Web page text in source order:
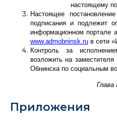
настоящему
Настоящее
подписания и подлежит
информационном портале
www.admobninsk.ru в сети
Контроль за
возложить на
Обнинска по социальным
Глава
Приложения